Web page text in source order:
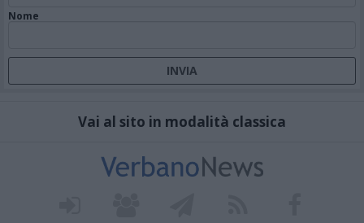
Nome
Vai al sito in modalità classica